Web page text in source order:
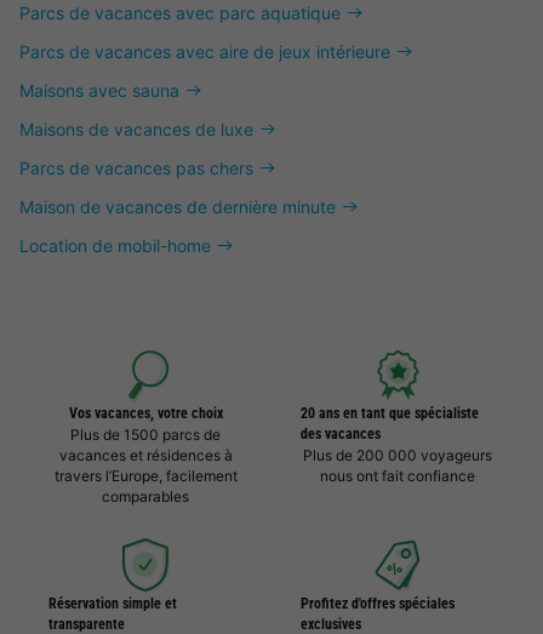
Parcs de vacances avec parc aquatique
Parcs de vacances avec aire de jeux intérieure
Maisons avec sauna
Maisons de vacances de luxe
Parcs de vacances pas chers
Maison de vacances de dernière minute
Location de mobil-home
Vos vacances, votre choix
Plus de 1500 parcs de
vacances et résidences à
travers l’Europe, facilement
comparables
20 ans en tant que spécialiste
des vacances
Plus de 200 000 voyageurs
nous ont fait confiance
Réservation simple et
transparente
Profitez d'offres spéciales
exclusives